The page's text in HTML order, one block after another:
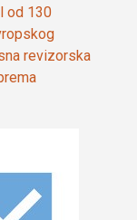
od 130
revizorska